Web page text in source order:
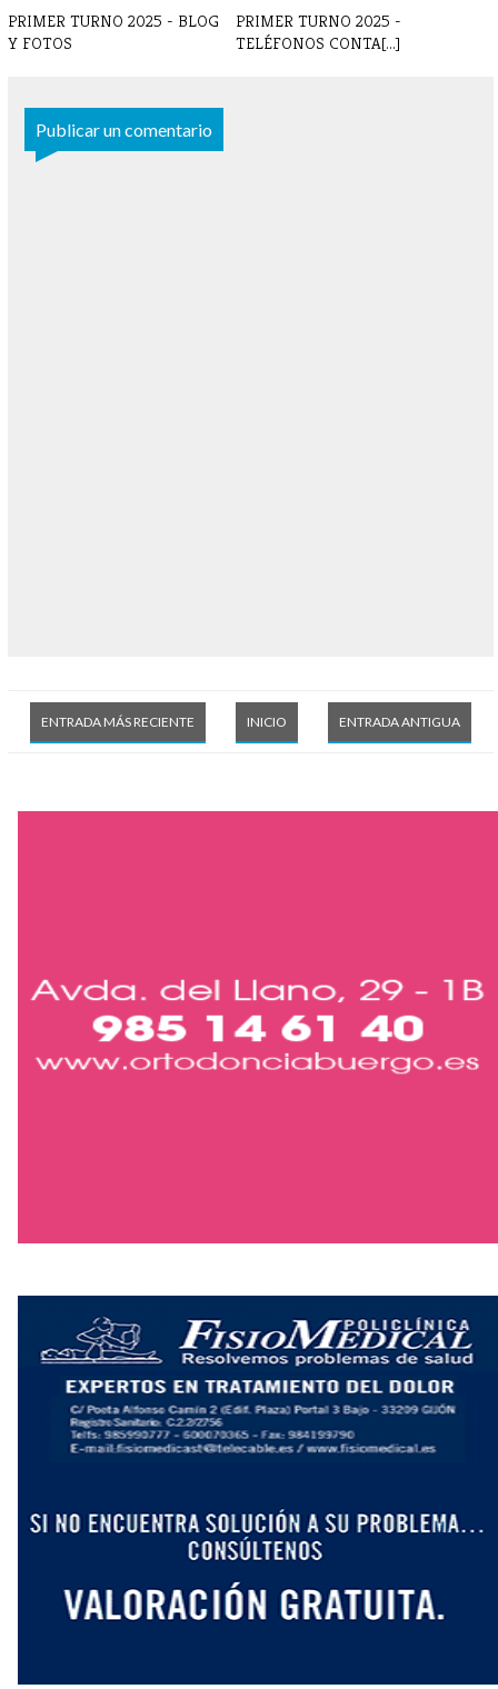
PRIMER TURNO 2025 - BLOG
Y FOTOS
PRIMER TURNO 2025 -
TELÉFONOS CONTA[...]
Publicar un comentario
ENTRADA MÁS RECIENTE ENTRADA ANTIGUA
INICIO